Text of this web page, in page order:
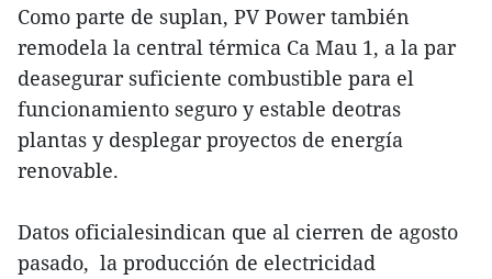
Como parte de suplan, PV Power también
remodela la central térmica Ca Mau 1, a la par
deasegurar suficiente combustible para el
funcionamiento seguro y estable deotras
plantas y desplegar proyectos de energía
renovable.
Datos oficialesindican que al cierren de agosto
pasado, la producción de electricidad